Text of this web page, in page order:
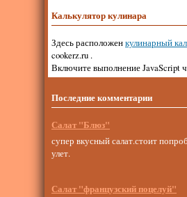
Калькулятор кулинара
Здесь расположенкулинарный
cookerz.ru .
Включите выполнение JavaScript
Последние комментарии
Салат "Блюз"
супер вкусный салат.стоит
улет.
Салат "французский поцелуй"